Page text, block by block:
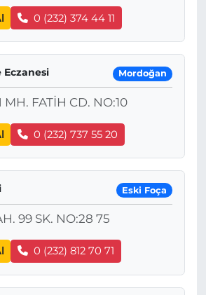
0 (232) 374 44 11
Eczanesi Mordoğan
FATİH CD. NO:10
0 (232) 737 55 20
Eski Foça
99 SK. NO:28 75
0 (232) 812 70 71